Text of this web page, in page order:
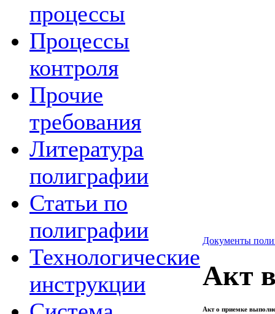
процессы
Процессы
контроля
Прочие
требования
Литература
полиграфии
Статьи по
полиграфии
Технологические
инструкции
Документы
Акт
Акт о приемке